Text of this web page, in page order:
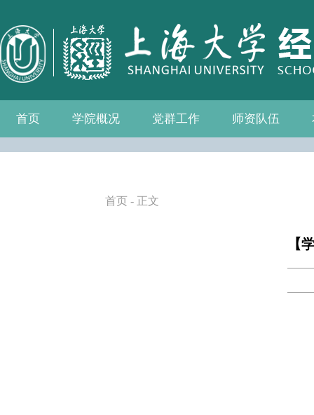
首页 学院概况
学院介绍 学院简介
发展历程
历任院长
现任领导
组织机构
学院愿景
党群工作
党务公开
党的建设
群众团体 工会
青联会
妇委会
退管会
学院制度
师资队伍
教师名录
人事专栏
招聘信息
博士后流动站
首页 - 正文
【